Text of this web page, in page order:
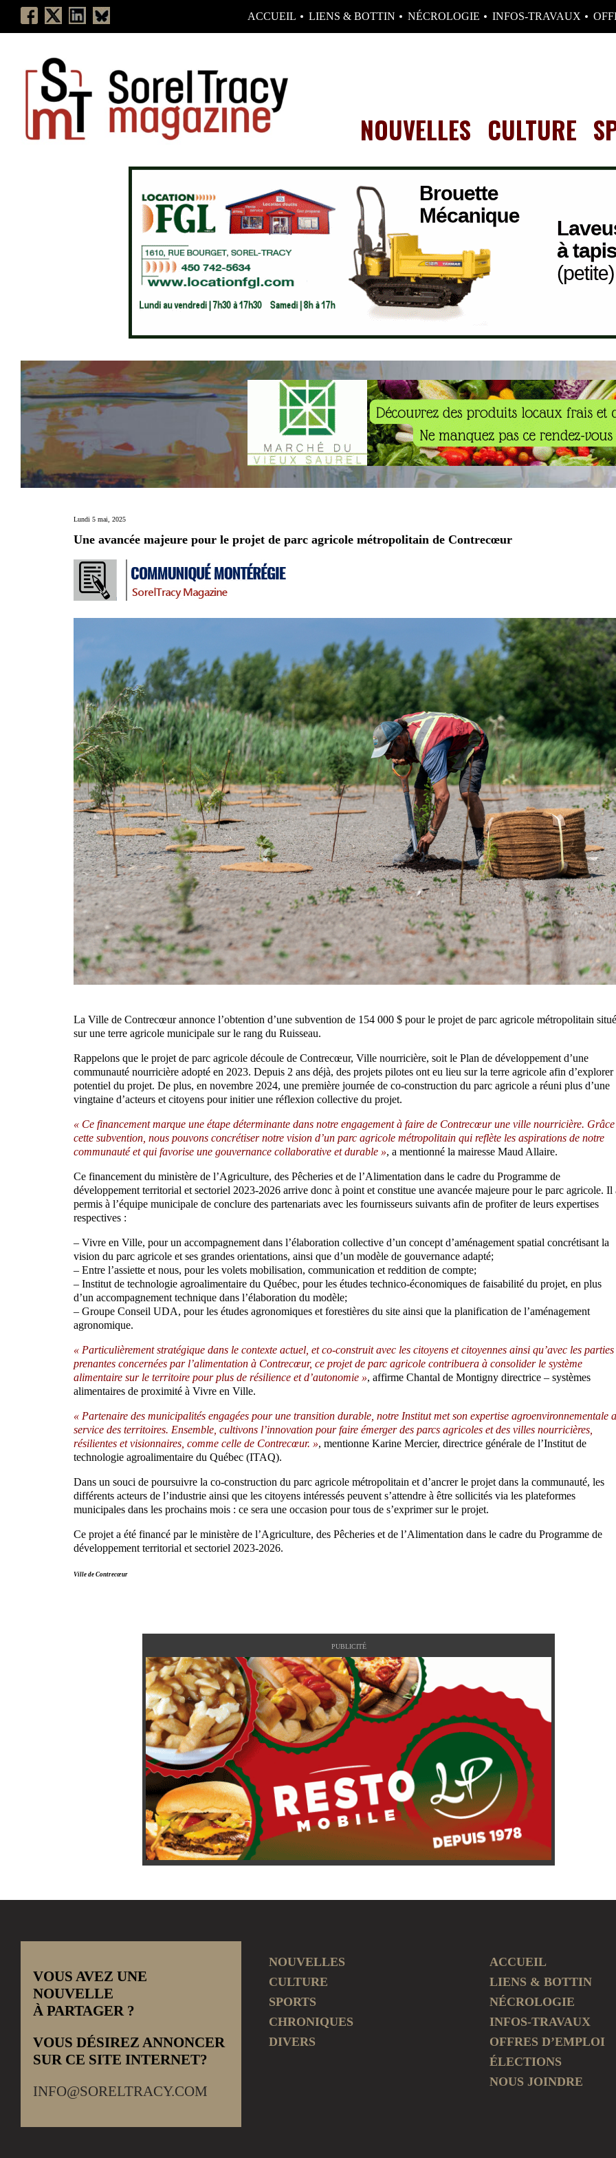
ACCUEIL LIENS & BOTTIN NÉCROLOGIE INFOS-TRAVAUX
NOUVELLES CULTURE
Lundi 5 mai, 2025
Une avancée majeure pour le projet de parc agricole métropolitain de Contrecœur
La Ville de Contrecœur annonce l’obtention d’une subvention de 154 000 $ pour le projet de parc agricole métropolitain situé
sur une terre agricole municipale sur le rang du Ruisseau.
Rappelons que le projet de parc agricole découle de Contrecœur, Ville nourricière, soit le Plan de développement d’une
communauté nourricière adopté en 2023. Depuis 2 ans déjà, des projets pilotes ont eu lieu sur la terre agricole afin d’explorer
potentiel du projet. De plus, en novembre 2024, une première journée de co-construction du parc agricole a réuni plus d’une
vingtaine d’acteurs et citoyens pour initier une réflexion collective du projet.
« Ce financement marque une étape déterminante dans notre engagement à faire de Contrecœur une ville nourricière.
cette subvention, nous pouvons concrétiser notre vision d’un parc agricole métropolitain qui reflète les aspirations de notre
communauté et qui favorise une gouvernance collaborative et durable », a mentionné la mairesse Maud Allaire.
Ce financement du ministère de l’Agriculture, des Pêcheries et de l’Alimentation dans le cadre du Programme de
développement territorial et sectoriel 2023-2026 arrive donc à point et constitue une avancée majeure pour le parc agricole. Il
permis à l’équipe municipale de conclure des partenariats avec les fournisseurs suivants afin de profiter de leurs expertises
respectives :
– Vivre en Ville, pour un accompagnement dans l’élaboration collective d’un concept d’aménagement spatial concrétisant la
vision du parc agricole et ses grandes orientations, ainsi que d’un modèle de gouvernance adapté;
– Entre l’assiette et nous, pour les volets mobilisation, communication et reddition de compte;
– Institut de technologie agroalimentaire du Québec, pour les études technico-économiques de faisabilité du projet, en plus
d’un accompagnement technique dans l’élaboration du modèle;
– Groupe Conseil UDA, pour les études agronomiques et forestières du site ainsi que la planification de l’aménagement
agronomique.
« Particulièrement stratégique dans le contexte actuel, et co-construit avec les citoyens et citoyennes ainsi qu’avec les parties
prenantes concernées par l’alimentation à Contrecœur, ce projet de parc agricole contribuera à consolider le système
alimentaire sur le territoire pour plus de résilience et d’autonomie », affirme Chantal de Montigny directrice – systèmes
alimentaires de proximité à Vivre en Ville.
« Partenaire des municipalités engagées pour une transition durable, notre Institut met son expertise agroenvironnementale
service des territoires. Ensemble, cultivons l’innovation pour faire émerger des parcs agricoles et des villes nourricières,
résilientes et visionnaires, comme celle de Contrecœur. », mentionne Karine Mercier, directrice générale de l’Institut de
technologie agroalimentaire du Québec (ITAQ).
Dans un souci de poursuivre la co-construction du parc agricole métropolitain et d’ancrer le projet dans la communauté, les
différents acteurs de l’industrie ainsi que les citoyens intéressés peuvent s’attendre à être sollicités via les plateformes
municipales dans les prochains mois : ce sera une occasion pour tous de s’exprimer sur le projet.
Ce projet a été financé par le ministère de l’Agriculture, des Pêcheries et de l’Alimentation dans le cadre du Programme de
développement territorial et sectoriel 2023-2026.
Ville de Contrecœur
PUBLICITÉ
VOUS AVEZ UNE
NOUVELLE
À PARTAGER ?
VOUS DÉSIREZ ANNONCER
SUR CE SITE INTERNET?
INFO@SORELTRACY.COM
NOUVELLES
CULTURE
SPORTS
CHRONIQUES
DIVERS
ACCUEIL
LIENS & BOTTIN
NÉCROLOGIE
INFOS-TRAVAUX
OFFRES D’EMPLOI
ÉLECTIONS
NOUS JOINDRE